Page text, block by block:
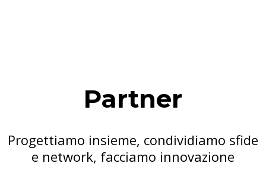
Partner
Progettiamo insieme, condividiamo sfide
e network, facciamo innovazione